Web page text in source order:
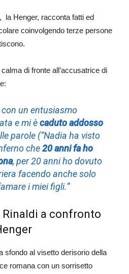
la Henger, racconta fatti ed
coinvolgendo terze persone
di fronte all’accusatrice di
con un entusiasmo
e mi ècaduto addosso
parole (“Nadia ha visto
che20 anni fa ho
, per 20 anni ho dovuto
facendo anche solo
i miei figli.”
Rinaldi a confronto
sfondo al visetto derisorio della
romana con un sorrisetto